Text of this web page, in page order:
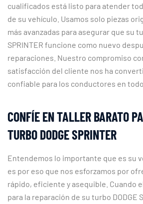
cualificados está listo para atender
de su vehículo. Usamos solo piezas
más avanzadas para asegurar que su
SPRINTER funcione como nuevo
reparaciones. Nuestro compromiso
satisfacción del cliente nos ha
confiable para los conductores en todo
CONFÍE EN TALLER BARATO
TURBO DODGE SPRINTER
Entendemos lo importante que es su
es por eso que nos esforzamos por
rápido, eficiente y asequible. Cuando
para la reparación de su turbo DODGE